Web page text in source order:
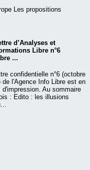
Les propositions
d’Analyses et
Libre n°6
...
confidentielle n°6 (octobre
de l'Agence Info Libre est en
d'impression. Au sommaire
: Edito : les illusions